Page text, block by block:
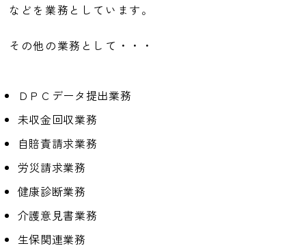
などを業務としています。
その他の業務として・・・
ＤＰＣデータ提出業務
未収金回収業務
自賠責請求業務
労災請求業務
健康診断業務
介護意見書業務
生保関連業務